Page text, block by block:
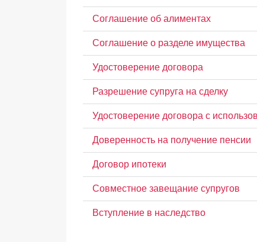
Соглашение об алиментах
Соглашение о разделе имущества
Удостоверение договора
Разрешение супруга на сделку
Удостоверение договора с
Доверенность на получение пенсии
Договор ипотеки
Совместное завещание супругов
Вступление в наследство